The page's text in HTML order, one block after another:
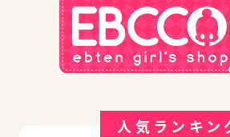
人気ランキン